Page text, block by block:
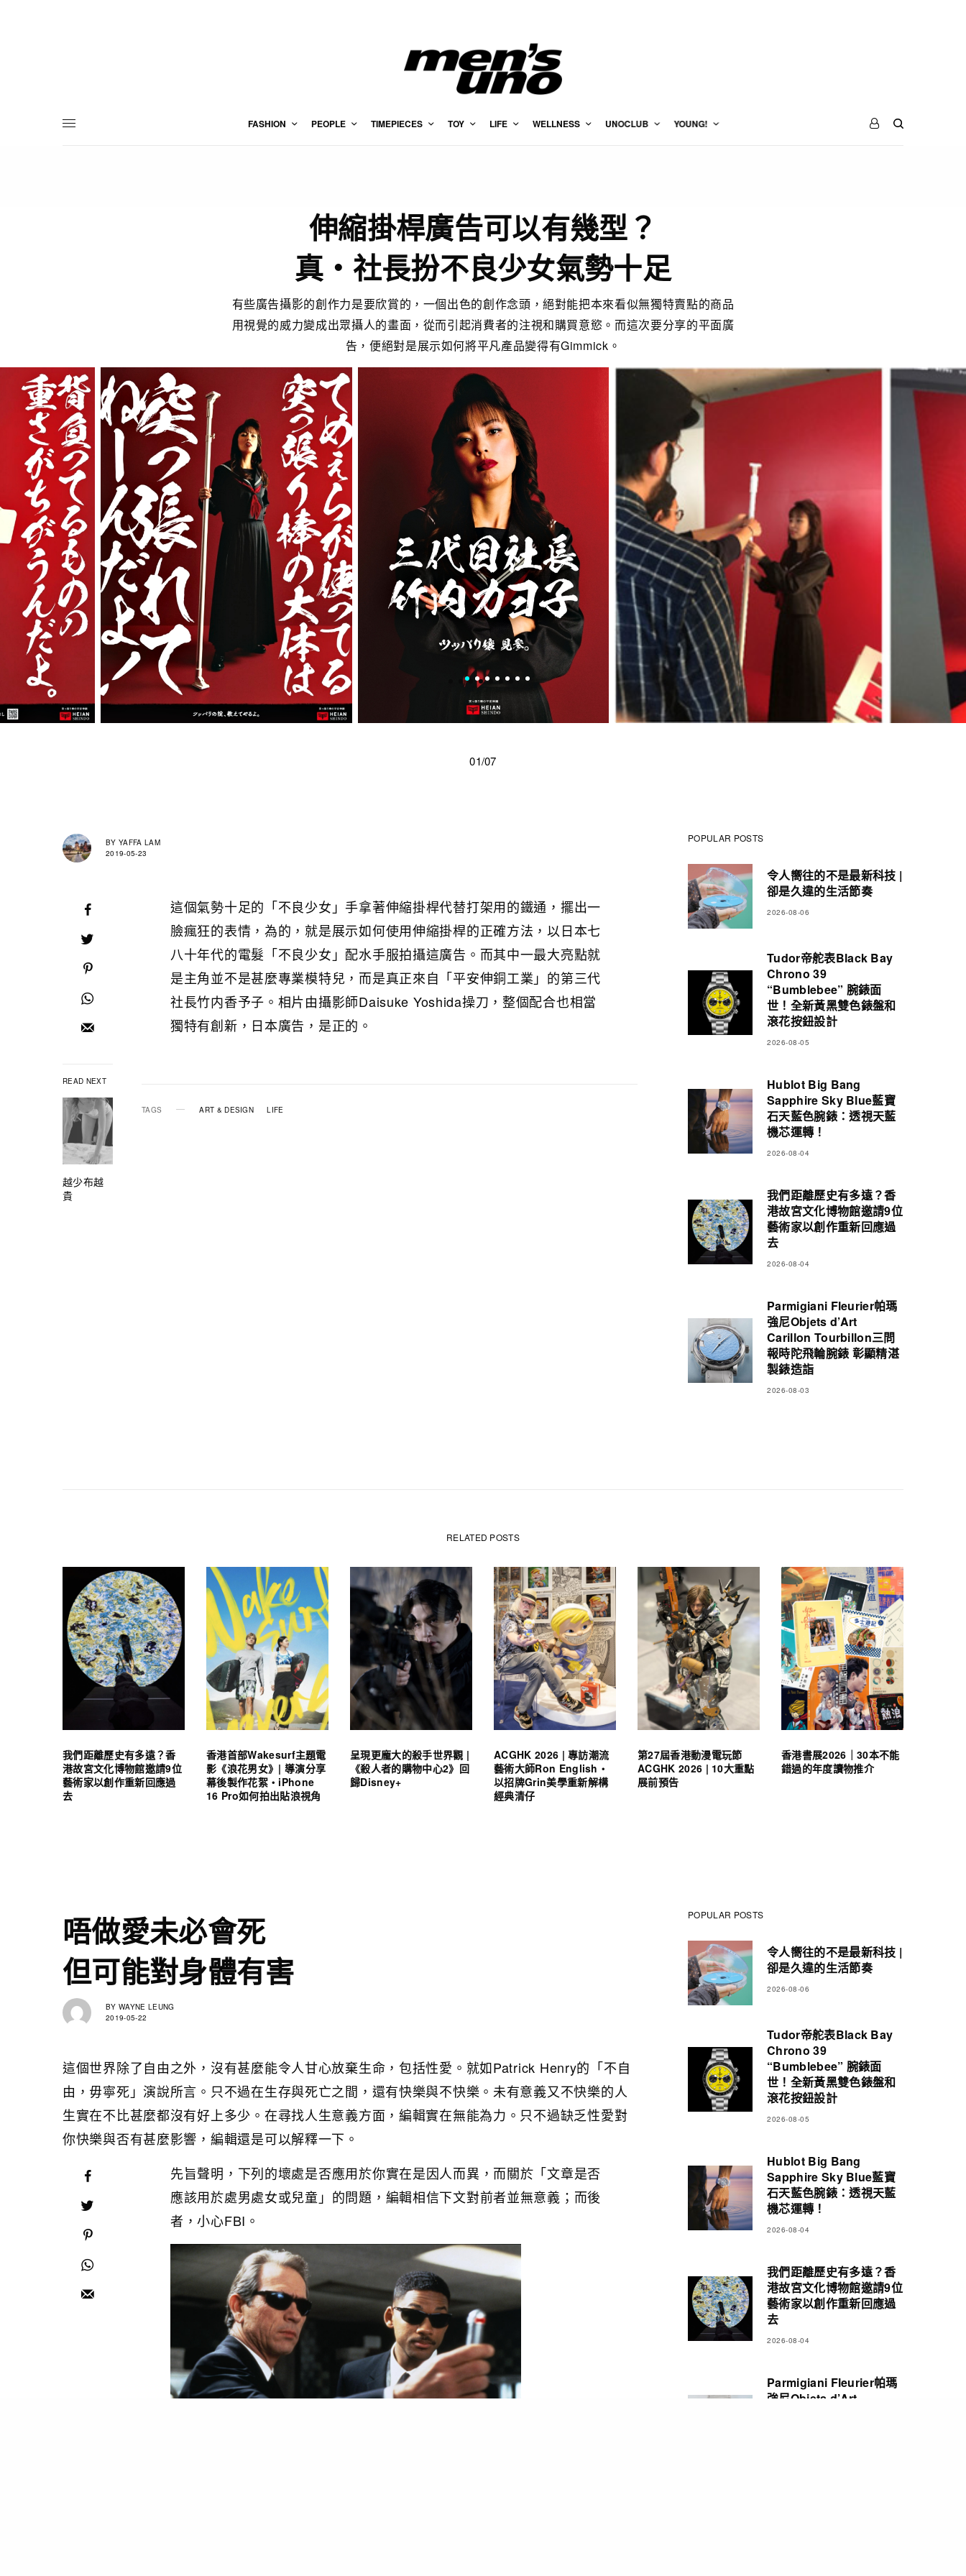
FASHION PEOPLE TIMEPIECES TOY LIFE WELLNESS UNOCLUB YOUNG!
伸縮掛桿廣告可以有幾型？
真‧社長扮不良少女氣勢十足
有些廣告攝影的創作力是要欣賞的，一個出色的創作念頭，絕對能把本來看似無獨特賣點的商品
用視覺的威力變成出眾攝人的畫面，從而引起消費者的注視和購買意慾。而這次要分享的平面廣
告，便絕對是展示如何將平凡產品變得有Gimmick。
01/07
BY YAFFA LAM
2019-05-23
READ NEXT
越少布越
貴
這個氣勢十足的「不良少女」手拿著伸縮掛桿代替打架用的鐵通，擺出一
臉瘋狂的表情，為的，就是展示如何使用伸縮掛桿的正確方法，以日本七
八十年代的電髮「不良少女」配水手服拍攝這廣告。而其中一最大亮點就
是主角並不是甚麼專業模特兒，而是真正來自「平安伸銅工業」的第三代
社長竹内香予子。相片由攝影師Daisuke Yoshida操刀，整個配合也相當
獨特有創新，日本廣告，是正的。
TAGS ART & DESIGN LIFE
POPULAR POSTS
令人嚮往的不是最新科技 |
卻是久違的生活節奏
2026-08-06
Tudor帝舵表Black Bay
Chrono 39
“Bumblebee” 腕錶面
世！全新黃黑雙色錶盤和
滾花按鈕設計
2026-08-05
Hublot Big Bang
Sapphire Sky Blue藍寶
石天藍色腕錶：透視天藍
機芯運轉！
2026-08-04
我們距離歷史有多遠？香
港故宮文化博物館邀請9位
藝術家以創作重新回應過
去
2026-08-04
Parmigiani Fleurier帕瑪
強尼Objets d’Art
Carillon Tourbillon三問
報時陀飛輪腕錶 彰顯精湛
製錶造詣
2026-08-03
RELATED POSTS
我們距離歷史有多遠？香
港故宮文化博物館邀請9位
藝術家以創作重新回應過
去
香港首部Wakesurf主題電
影《浪花男女》| 導演分享
幕後製作花絮・iPhone
16 Pro如何拍出貼浪視角
呈現更龐大的殺手世界觀 |
《殺人者的購物中心2》回
歸Disney+
ACGHK 2026 | 專訪潮流
藝術大師Ron English・
以招牌Grin美學重新解構
經典清仔
第27屆香港動漫電玩節
ACGHK 2026 | 10大重點
展前預告
香港書展2026｜30本不能
錯過的年度讀物推介
唔做愛未必會死
但可能對身體有害
BY WAYNE LEUNG
2019-05-22
這個世界除了自由之外，沒有甚麼能令人甘心放棄生命，包括性愛。就如Patrick Henry的「不自
由，毋寧死」演說所言。只不過在生存與死亡之間，還有快樂與不快樂。未有意義又不快樂的人
生實在不比甚麼都沒有好上多少。在尋找人生意義方面，編輯實在無能為力。只不過缺乏性愛對
你快樂與否有甚麼影響，編輯還是可以解釋一下。
先旨聲明，下列的壞處是否應用於你實在是因人而異，而關於「文章是否
應該用於處男處女或兒童」的問題，編輯相信下文對前者並無意義；而後
者，小心FBI。
POPULAR POSTS
令人嚮往的不是最新科技 |
卻是久違的生活節奏
2026-08-06
Tudor帝舵表Black Bay
Chrono 39
“Bumblebee” 腕錶面
世！全新黃黑雙色錶盤和
滾花按鈕設計
2026-08-05
Hublot Big Bang
Sapphire Sky Blue藍寶
石天藍色腕錶：透視天藍
機芯運轉！
2026-08-04
我們距離歷史有多遠？香
港故宮文化博物館邀請9位
藝術家以創作重新回應過
去
2026-08-04
Parmigiani Fleurier帕瑪
強尼Objets d’Art